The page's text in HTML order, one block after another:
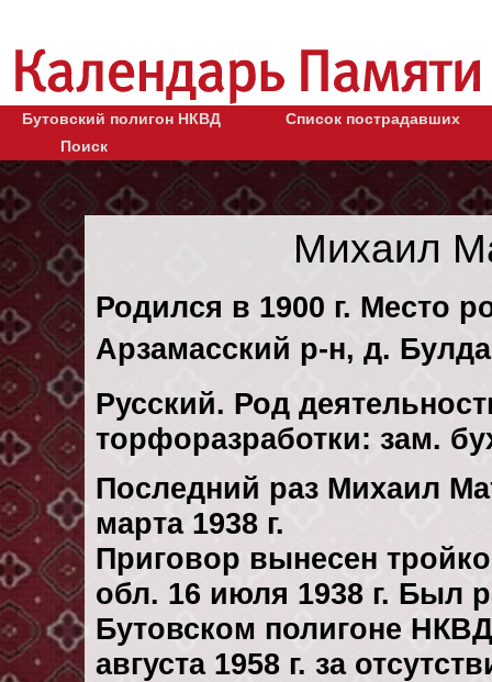
Бутовский полигон НКВД
Список пострадавших
Поиск
Михаил
Родился в 1900 г. Место
Арзамасский р-н, д.
Русский. Род
торфоразработки: зам.
Последний раз Михаил
марта 1938 г.
Приговор вынесен
обл. 16 июля 1938 г. Был
Бутовском полигоне
августа 1958 г. за